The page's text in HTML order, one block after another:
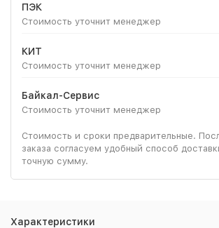
ПЭК
Стоимость уточнит менеджер
КИТ
Стоимость уточнит менеджер
Байкал-Сервис
Стоимость уточнит менеджер
Стоимость и сроки предварительные.
заказа согласуем удобный способ
точную сумму.
Характеристики